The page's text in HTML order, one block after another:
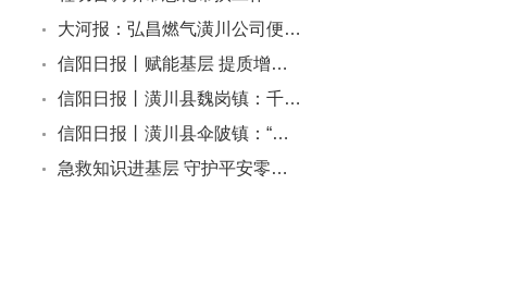
大河报：弘昌燃气潢川公司便…
信阳日报丨赋能基层 提质增…
信阳日报丨潢川县魏岗镇：千…
信阳日报丨潢川县伞陂镇：“…
急救知识进基层 守护平安零…